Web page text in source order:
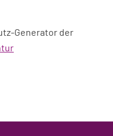
Generator der